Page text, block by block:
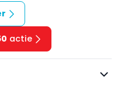
actie